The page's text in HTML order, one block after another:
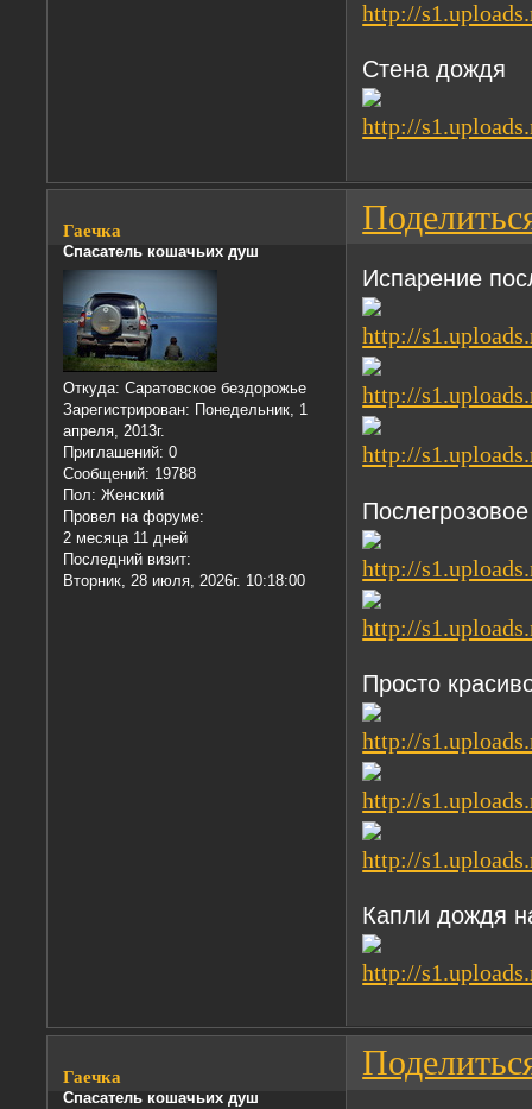
Стена дождя
Гаечка
Спасатель кошачьих душ
Откуда: Саратовское бездорожье
Зарегистрирован: Понедельник, 1
апреля, 2013г.
Приглашений: 0
Сообщений: 19788
Пол: Женский
Провел на форуме:
2 месяца 11 дней
Последний визит:
Вторник, 28 июля, 2026г. 10:18:00
Испарение
Просто
Капли дождя
Гаечка
Спасатель кошачьих душ